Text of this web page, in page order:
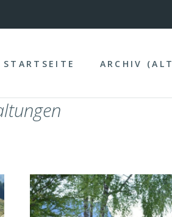
STARTSEITE ARCHIV